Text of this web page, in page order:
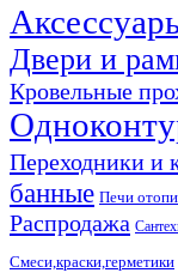
Двери и
Кровельные
Переходники и
банные Печи
Распродажа
Смеси,краски,герметики